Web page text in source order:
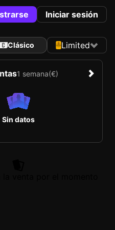
Iniciar sesión
Clásico Limited
1 semana(€)
Sin datos